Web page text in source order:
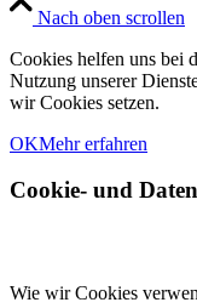
Nach oben scrollen
Cookies helfen uns bei
Nutzung unserer
wir Cookies setzen.
OKMehr erfahren
Cookie- und
Wie wir Cookies